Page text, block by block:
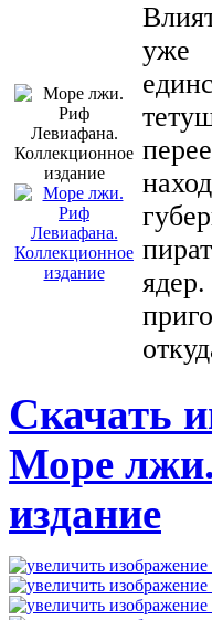
уже
Скачать
Море
издание